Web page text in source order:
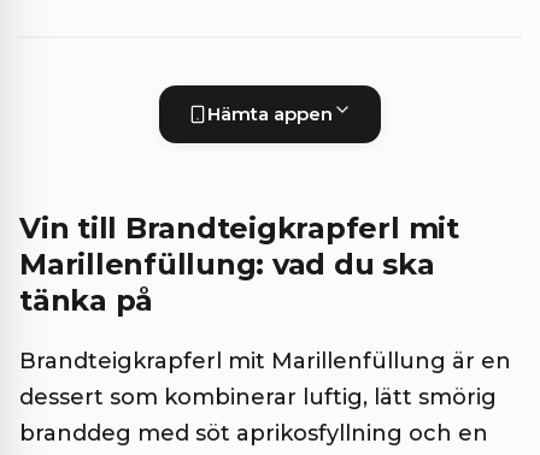
Hämta appen
Vin till Brandteigkrapferl mit
Marillenfüllung: vad du ska
tänka på
Brandteigkrapferl mit Marillenfüllung är en
dessert som kombinerar luftig, lätt smörig
branddeg med söt aprikosfyllning och en